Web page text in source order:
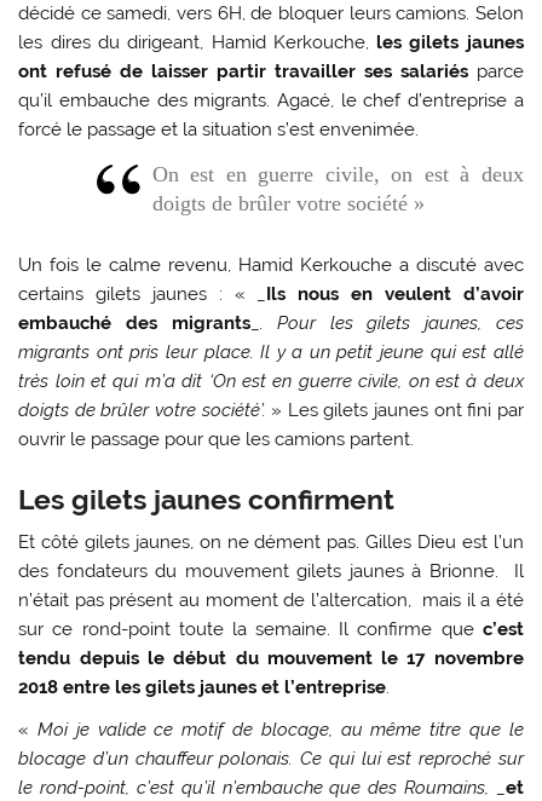
décidé ce samedi, vers 6H, de bloquer leurs camions. Selon
les dires du dirigeant, Hamid Kerkouche, les gilets jaunes
ont refusé de laisser partir travailler ses salariésparce
qu’il embauche des migrants. Agacé, le chef d’entreprise a
forcé le passage et la situation s’est envenimée.
On est en guerre civile, on est à deux
doigts de brûler votre société »
Un fois le calme revenu, Hamid Kerkouche a discuté avec
certains gilets jaunes : « _ Ils nous en veulent d’avoir
embauché des migrants_ . Pour les gilets jaunes, ces
migrants ont pris leur place. Il y a un petit jeune qui est allé
très loin et qui m’a dit ‘On est en guerre civile, on est à deux
doigts de brûler votre société’. » Les gilets jaunes ont fini par
ouvrir le passage pour que les camions partent.
Les gilets jaunes confirment
Et côté gilets jaunes, on ne dément pas. Gilles Dieu est l’un
des fondateurs du mouvement gilets jaunes à Brionne. Il
n’était pas présent au moment de l’altercation, mais il a été
sur ce rond-point toute la semaine. Il confirme que c’est
tendu depuis le début du mouvement le 17 novembre
2018 entre les gilets jaunes et l’entreprise.
« Moi je valide ce motif de blocage, au même titre que le
blocage d’un chauffeur polonais. Ce qui lui est reproché sur
le rond-point, c’est qu’il n’embauche que des Roumains,
et